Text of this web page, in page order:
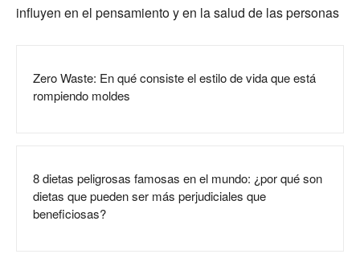
influyen en el pensamiento y en la salud de las personas
Zero Waste: En qué consiste el estilo de vida que está
rompiendo moldes
8 dietas peligrosas famosas en el mundo: ¿por qué son
dietas que pueden ser más perjudiciales que
beneficiosas?